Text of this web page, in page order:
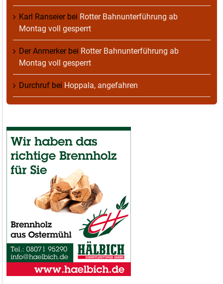
Karl Ranseierbei Rotter Bahnunterführung ab
Montag voll gesperrt
Der Anmerkerbei Rotter Bahnunterführung ab
Montag voll gesperrt
Durchruf bei Hoppala, angefahren